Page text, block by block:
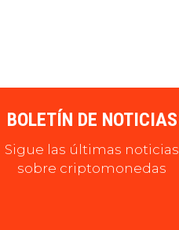
BOLETÍN DE NOTICIAS
Sigue las últimas noticias
sobre criptomonedas